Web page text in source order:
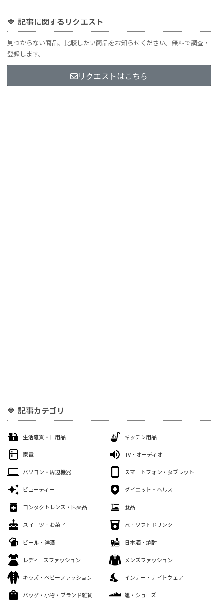
記事に関するリクエスト
見つからない商品、比較したい商品をお知らせください。無料で調査・
登録します。
リクエストはこちら
記事カテゴリ
生活雑貨・日用品 キッチン用品
家電 TV・オーディオ
パソコン・周辺機器 スマートフォン・タブレット
ビューティー ダイエット・ヘルス
コンタクトレンズ・医薬品 食品
スイーツ・お菓子 水・ソフトドリンク
ビール・洋酒 日本酒・焼酎
レディースファッション メンズファッション
キッズ・ベビーファッション インナー・ナイトウェア
バッグ・小物・ブランド雑貨 靴・シューズ